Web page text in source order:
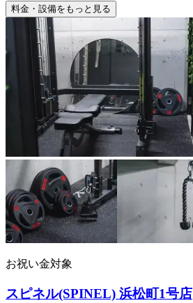
料金・設備をもっと見る
お祝い金対象
スピネル(SPINEL) 浜松町1号店